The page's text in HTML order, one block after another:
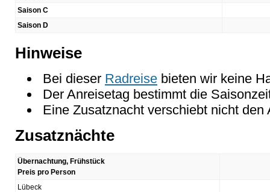
Saison C
Saison D
Hinweise
Bei dieser Radreise bieten wir keine
Der Anreisetag bestimmt die
Eine Zusatznacht verschiebt nicht den
Zusatznächte
Übernachtung, Frühstück
Preis pro Person
Lübeck